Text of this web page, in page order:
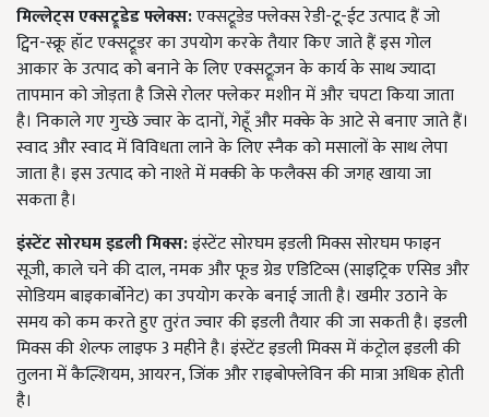
मिल्लेट्स एक्सट्रूडेड फ्लेक्स:एक्सट्रूडेड फ्लेक्स रेडी-टू-ईट उत्पाद हैं जो
ट्विन-स्क्रू हॉट एक्सट्रूडर का उपयोग करके तैयार किए जाते हैं इस गोल
आकार के उत्पाद को बनाने के लिए एक्सट्रूज़न के कार्य के साथ ज्यादा
तापमान को जोड़ता है जिसे रोलर फ्लेकर मशीन में और चपटा किया जाता
है। निकाले गए गुच्छे ज्वार के दानों, गेहूँ और मक्के के आटे से बनाए जाते हैं।
स्वाद और स्वाद में विविधता लाने के लिए स्नैक को मसालों के साथ लेपा
जाता है। इस उत्पाद को नाश्ते में मक्की के फलैक्स की जगह खाया जा
सकता है।
इंस्टेंट सोरघम इडली मिक्स:इंस्टेंट सोरघम इडली मिक्स सोरघम फाइन
सूजी, काले चने की दाल, नमक और फूड ग्रेड एडिटिव्स (साइट्रिक एसिड और
सोडियम बाइकार्बोनेट) का उपयोग करके बनाई जाती है। खमीर उठाने के
समय को कम करते हुए तुरंत ज्वार की इडली तैयार की जा सकती है। इडली
मिक्स की शेल्फ लाइफ 3 महीने है। इंस्टेंट इडली मिक्स में कंट्रोल इडली की
तुलना में कैल्शियम, आयरन, जिंक और राइबोफ्लेविन की मात्रा अधिक होती
है।